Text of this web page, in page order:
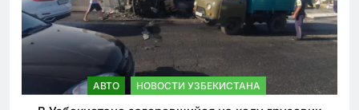
АВТО НОВОСТИ УЗБЕКИСТАНА